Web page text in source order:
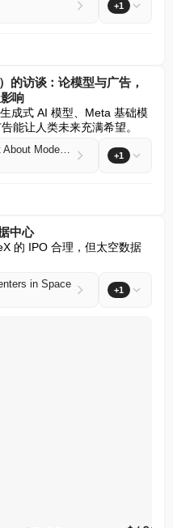
+1
的访谈：论模型与广告，
响
成式 AI 模型、Meta 基础模
能让人类未来充满希望。
An Interview with Eric Seufert About Models and Ads, and AI’s Upside for Humanity +1
中心
的 IPO 合理，但太空数据
in Space +1